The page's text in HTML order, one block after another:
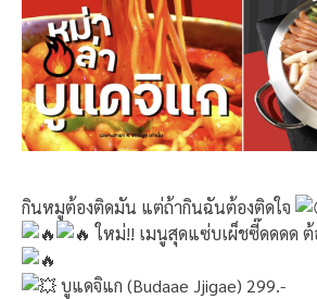
กินหมูต้องติดมัน แต่ถ้ากินฉันต้องติดใจ
ใหม่!! เมนูสุดแซ่บเผ็ชซี๊ดดดด ต้
บูแดจิแก (Budaae Jjigae) 299.-